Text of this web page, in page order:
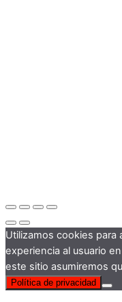
Utilizamos cookies para
experiencia al usuario
este sitio asumiremos
Política de privacidad